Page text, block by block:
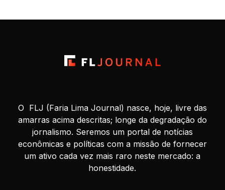
O FLJ (Faria Lima Journal) nasce, hoje, livre das
amarras acima descritas; longe da degradação do
jornalismo. Seremos um portal de notícias
econômicas e políticas com a missão de fornecer
um ativo cada vez mais raro neste mercado: a
honestidade.